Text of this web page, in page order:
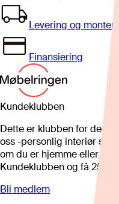
Levering og
Finansiering
Kundeklubben
Dette er klubben for deg
oss -personlig interiør
om du er hjemme eller på
Kundeklubben og få 25%*
Bli medlem